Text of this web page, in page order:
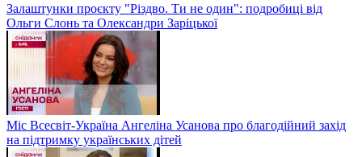
Залаштунки проєкту "Різдво. Ти не один": подробиці від
Ольги Слонь та Олександри Заріцької
Міс Всесвіт-Україна Ангеліна Усанова про благодійний захід
на підтримку українських дітей